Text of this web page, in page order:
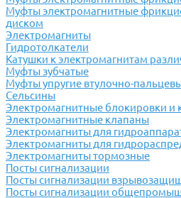
Муфты электромагнитные
диском
Электромагниты
Гидротолкатели
Катушки к электромагнитам
Муфты зубчатые
Муфты упругие втулочно-
Сельсины
Электромагнитные блокировки и
Электромагнитные клапаны
Электромагниты для
Электромагниты для
Электромагниты тормозные
Посты сигнализации
Посты сигнализации
Посты сигнализации